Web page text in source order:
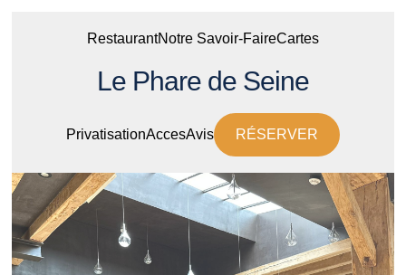
RestaurantNotre Savoir-FaireCartes
Le Phare de Seine
PrivatisationAccesAvis RÉSERVER